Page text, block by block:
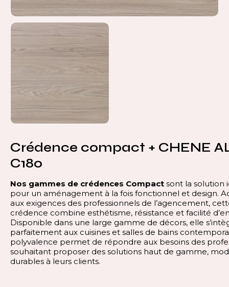
Crédence compact + CHENE
C180
Nos gammes de crédences Compact sont la solution
pour un aménagement à la fois fonctionnel et design.
aux exigences des professionnels de l’agencement,
crédence combine esthétisme, résistance et facilité
Disponible dans une large gamme de décors, elle
parfaitement aux cuisines et salles de bains
polyvalence permet de répondre aux besoins des
souhaitant proposer des solutions haut de gamme,
durables à leurs clients.